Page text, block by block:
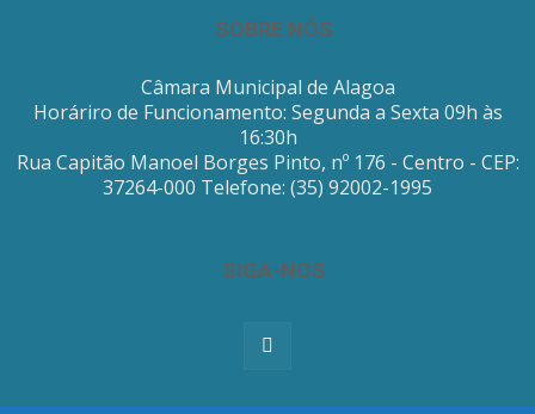
SOBRE NÓS
Câmara Municipal de Alagoa
Horáriro de Funcionamento: Segunda a Sexta 09h às
16:30h
Rua Capitão Manoel Borges Pinto, nº 176 - Centro - CEP:
37264-000 Telefone: (35) 92002-1995
SIGA-NOS